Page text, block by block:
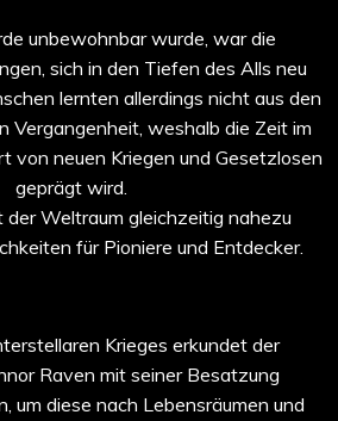
unbewohnbar wurde, war die
sich in den Tiefen des Alls neu
lernten allerdings nicht aus den
Vergangenheit, weshalb die Zeit im
von neuen Kriegen und Gesetzlosen
geprägt wird.
Weltraum gleichzeitig nahezu
für Pioniere und Entdecker.
Krieges erkundet der
Raven mit seiner Besatzung
um diese nach Lebensräumen und